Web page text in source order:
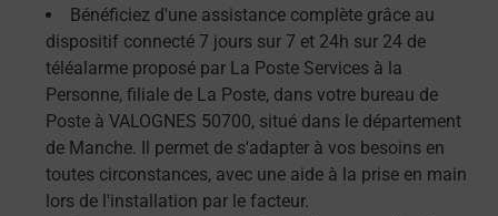
Bénéficiez d'une assistance complète grâce au
dispositif connecté 7 jours sur 7 et 24h sur 24 de
téléalarme proposé par La Poste Services à la
Personne, filiale de La Poste, dans votre bureau de
Poste à VALOGNES 50700, situé dans le département
de Manche. Il permet de s'adapter à vos besoins en
toutes circonstances, avec une aide à la prise en main
lors de l'installation par le facteur.